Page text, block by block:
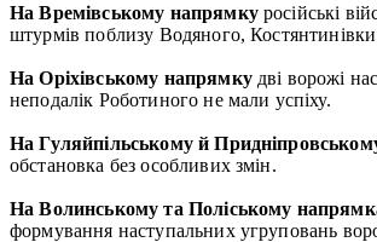
На Времівському напрямкуросійські
штурмів поблизу Водяного,
На Оріхівському напрямкудві ворожі
неподалік Роботиного не мали успіху.
На Гуляйпільському й
обстановка без особливих змін.
На Волинському та Поліському
формування наступальних угруповань